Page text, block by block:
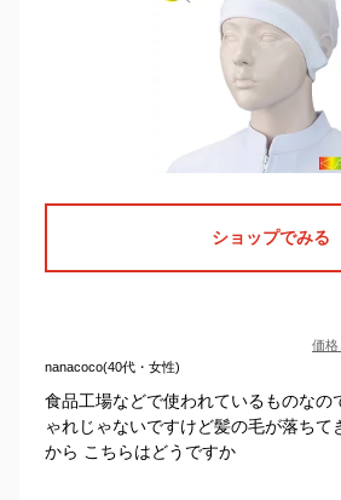
ショップでみる
価格
nanacoco(40代・女性)
食品工場などで使われているものなの
ゃれじゃないですけど髪の毛が落ちて
から こちらはどうですか